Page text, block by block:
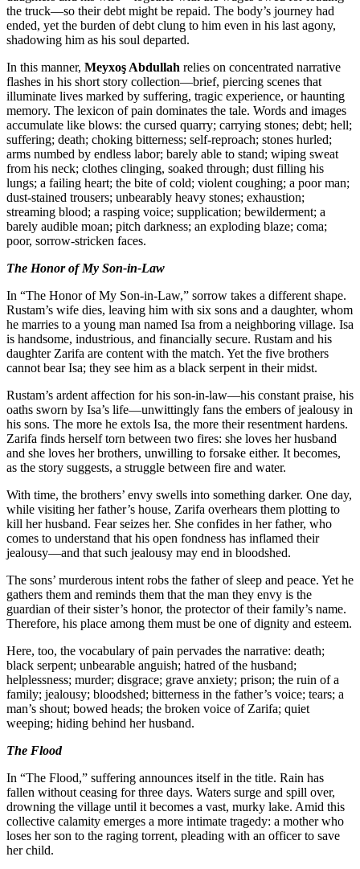
the truck—so their debt might be repaid.
ended, yet the burden of debt clung to
shadowing him as his soul departed.
In this manner, MeyxoşAbdullahrelies
flashes in his short story
illuminate lives marked by suffering,
memory. The lexicon of pain dominates
accumulate like blows: the cursed
suffering; death; choking bitterness; self-
arms numbed by endless labor; barely
from his neck; clothes clinging, soaked
lungs; a failing heart; the bite of cold;
dust-stained trousers; unbearably heavy
streaming blood; a rasping voice;
barely audible moan; pitch darkness; an
The Honor of My Son-in-Law
In “The Honor of My Son-in-Law,”
Rustam’s wife dies, leaving him with six
he marries to a young man named Isa
is handsome, industrious, and financially
daughter Zarifa are content with the
cannot bear Isa; they see him as a black
Rustam’s ardent affection for his son-
oaths sworn by Isa’s life—unwittingly
his sons. The more he extols Isa, the
Zarifa finds herself torn between two
and she loves her brothers, unwilling to
as the story suggests, a struggle
With time, the brothers’ envy swells into
while visiting her father’s house, Zarifa
kill her husband. Fear seizes her. She
comes to understand that his open
jealousy—and that such jealousy may
The sons’ murderous intent robs the
gathers them and reminds them that the
guardian of their sister’s honor, the
Therefore, his place among them must
Here, too, the vocabulary of pain
black serpent; unbearable anguish;
helplessness; murder; disgrace; grave
family; jealousy; bloodshed; bitterness in
man’s shout; bowed heads; the broken
weeping; hiding behind her husband.
In “The Flood,” suffering announces
fallen without ceasing for three days.
drowning the village until it becomes a
collective calamity emerges a more
loses her son to the raging torrent,